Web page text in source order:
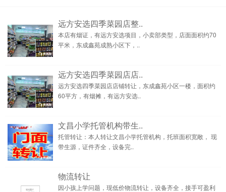
远方安选四季菜园店整..
本店有烟证，有远方安选项目，小卖部类型，店面面积约70
平米，东成鑫苑成熟小区下，..
远方安选四季菜园店店..
远方安选四季菜园店店铺转让，东成鑫苑小区一楼，面积约
60平方，有烟摊，有远方安选..
文昌小学托管机构带生..
托管转让：本人转让文昌小学托管机构，托班面积宽敞， 现
带生源，证件齐全，设备完..
物流转让
因小孩上学问题，现低价物流转让，设备齐全，接手可盈利